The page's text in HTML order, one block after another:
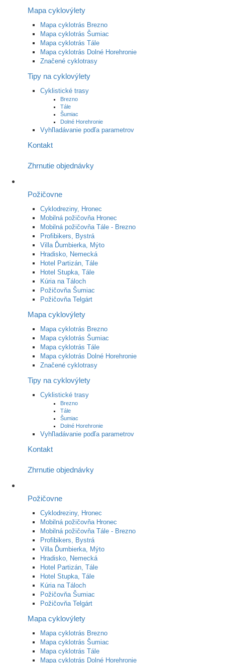
Mapa cyklovýlety
Mapa cyklotrás Brezno
Mapa cyklotrás Šumiac
Mapa cyklotrás Tále
Mapa cyklotrás Dolné Horehronie
Značené cyklotrasy
Tipy na cyklovýlety
Cyklistické trasy
Brezno
Tále
Šumiac
Dolné Horehronie
Vyhľladávanie podľa parametrov
Kontakt
Zhrnutie objednávky
Požičovne
Cyklodreziny, Hronec
Mobilná požičovňa Hronec
Mobilná požičovňa Tále - Brezno
Profibikers, Bystrá
Villa Ďumbierka, Mýto
Hradisko, Nemecká
Hotel Partizán, Tále
Hotel Stupka, Tále
Kúria na Táloch
Požičovňa Šumiac
Požičovňa Telgárt
Mapa cyklovýlety
Mapa cyklotrás Brezno
Mapa cyklotrás Šumiac
Mapa cyklotrás Tále
Mapa cyklotrás Dolné Horehronie
Značené cyklotrasy
Tipy na cyklovýlety
Cyklistické trasy
Brezno
Tále
Šumiac
Dolné Horehronie
Vyhľladávanie podľa parametrov
Kontakt
Zhrnutie objednávky
Požičovne
Cyklodreziny, Hronec
Mobilná požičovňa Hronec
Mobilná požičovňa Tále - Brezno
Profibikers, Bystrá
Villa Ďumbierka, Mýto
Hradisko, Nemecká
Hotel Partizán, Tále
Hotel Stupka, Tále
Kúria na Táloch
Požičovňa Šumiac
Požičovňa Telgárt
Mapa cyklovýlety
Mapa cyklotrás Brezno
Mapa cyklotrás Šumiac
Mapa cyklotrás Tále
Mapa cyklotrás Dolné Horehronie